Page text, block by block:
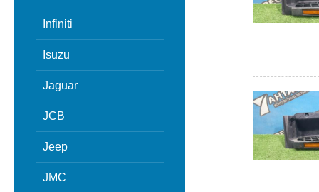
Infiniti
Isuzu
Jaguar
JCB
Jeep
JMC